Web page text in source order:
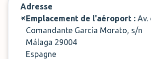
Adresse
Emplacement de l'aéroport :Av.
Comandante García Morato, s/n
Málaga 29004
Espagne